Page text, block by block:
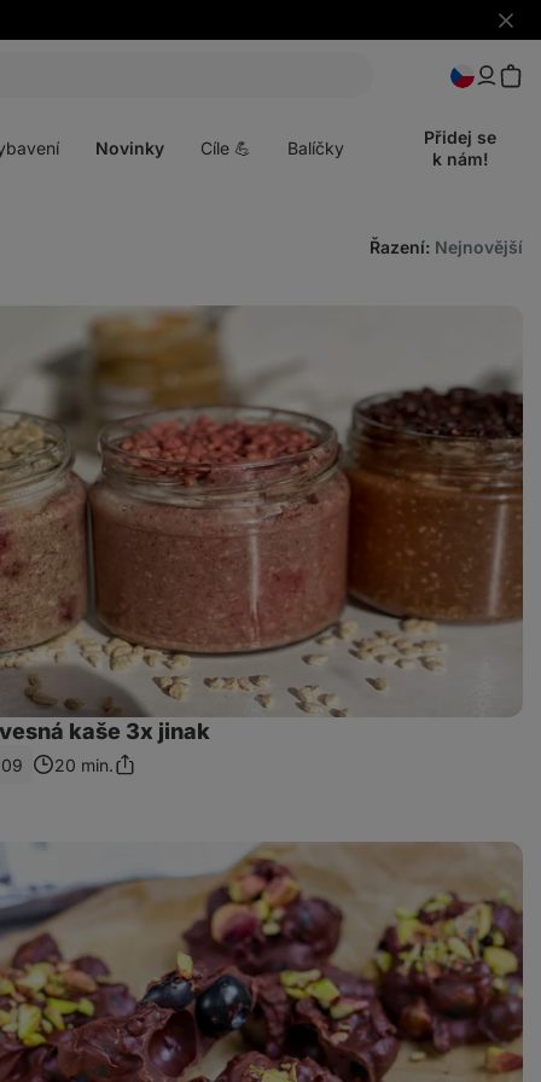
Skrýt
Novinky Cíle 💪 Balíčky
Přidej se
k nám!
Řazení: Nejnovější
kaše 3x jinak
20 min.Sdílet